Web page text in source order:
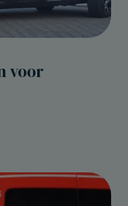
voor